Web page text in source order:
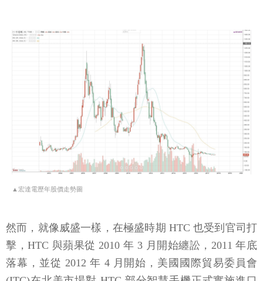
▲宏達電歷年股價走勢圖
然而，就像威盛一樣，在極盛時期 HTC 也受到官司打
擊，HTC 與蘋果從 2010 年 3 月開始纏訟，2011 年底
落幕，並從 2012 年 4 月開始，美國國際貿易委員會